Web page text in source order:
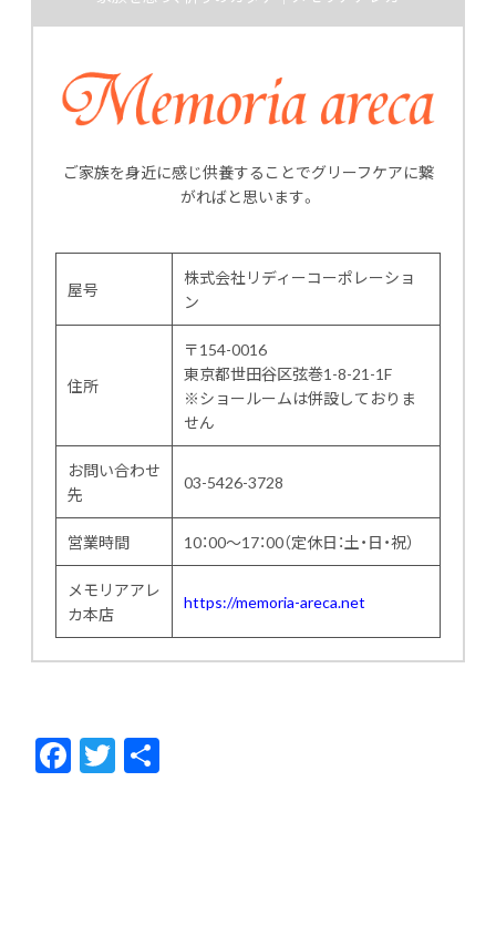
ご家族を身近に感じ供養することでグリーフケアに繋
がればと思います。
屋号
株式会社リディーコーポレーショ
ン
住所
〒154-0016
東京都世田谷区弦巻1-8-21-1F
※ショールームは併設しておりま
せん
お問い合わせ
先
03-5426-3728
営業時間 10：00～17：00（定休日：土・日・祝）
メモリアアレ
カ本店
https://memoria-areca.net
F
ac
T
w